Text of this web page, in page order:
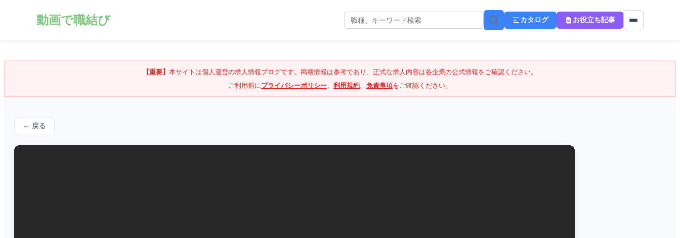
動画で職結び カタログ お役立ち記事
【重要】 本サイトは個人運営の求人情報ブログです。掲載情報は参考であり、正式な求人内容は各企業の公式情報をご確認ください。
ご利用前にプライバシーポリシー、 利用規約、 免責事項をご確認ください。
← 戻る